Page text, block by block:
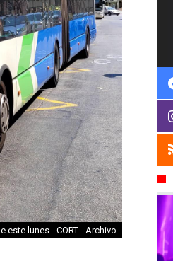
este lunes - CORT - Archivo